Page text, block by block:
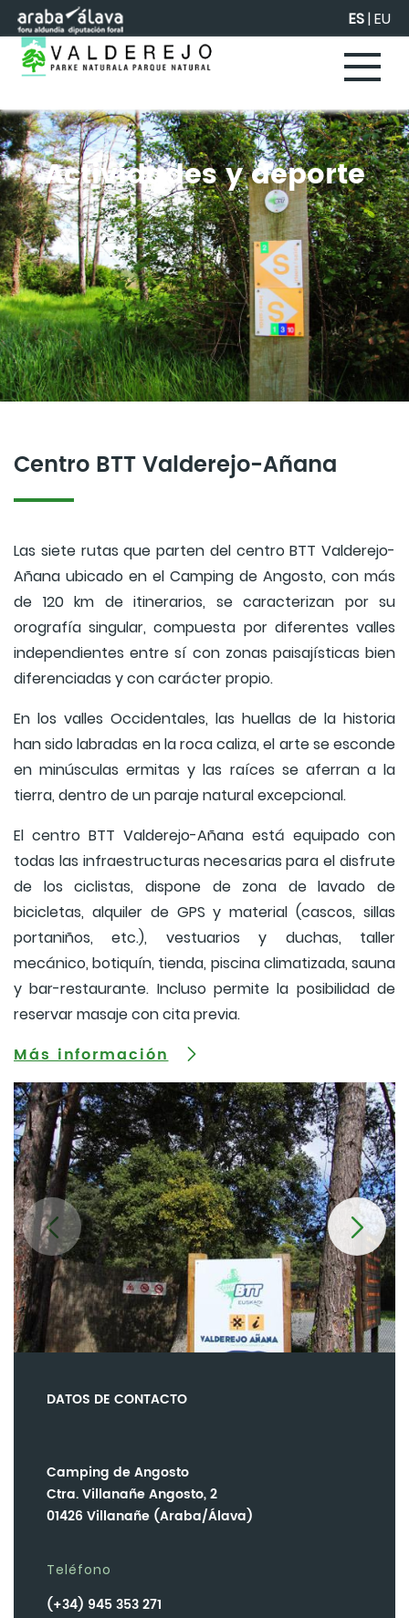
Saltar al contenido principal ES|EU
Actividades y deporte
Centro BTT Valderejo-Añana
Las siete rutas que parten del centro BTT Valderejo-
Añana ubicado en el Camping de Angosto, con más
de 120 km de itinerarios, se caracterizan por su
orografía singular, compuesta por diferentes valles
independientes entre sí con zonas paisajísticas bien
diferenciadas y con carácter propio.
En los valles Occidentales, las huellas de la historia
han sido labradas en la roca caliza, el arte se esconde
en minúsculas ermitas y las raíces se aferran a la
tierra, dentro de un paraje natural excepcional.
El centro BTT Valderejo-Añana está equipado con
todas las infraestructuras necesarias para el disfrute
de los ciclistas, dispone de zona de lavado de
bicicletas, alquiler de GPS y material (cascos, sillas
portaniños, etc.), vestuarios y duchas, taller
mecánico, botiquín, tienda, piscina climatizada, sauna
y bar-restaurante. Incluso permite la posibilidad de
reservar masaje con cita previa.
Más información
DATOS DE CONTACTO
Camping de Angosto
Ctra. Villanañe Angosto, 2
01426 Villanañe (Araba/Álava)
Teléfono
(+34) 945 353 271